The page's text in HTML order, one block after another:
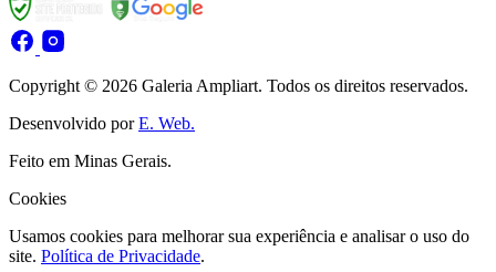
Copyright © 2026 Galeria Ampliart. Todos os direitos reservados.
Desenvolvido porE. Web.
Feito em Minas Gerais.
Cookies
Usamos cookies para melhorar sua experiência e analisar o uso do
site. Política de Privacidade.